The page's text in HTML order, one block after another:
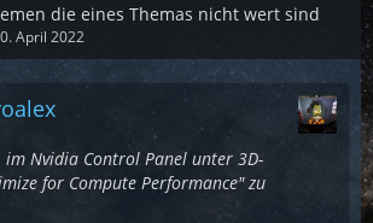
die eines Themas nicht wert sind
April 2022
im Nvidia Control Panel unter 3D-
for Compute Performance" zu